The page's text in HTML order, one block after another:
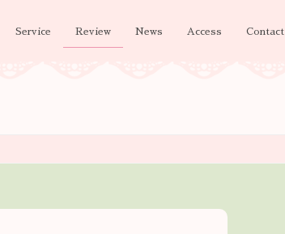
Service Review News Access Contact